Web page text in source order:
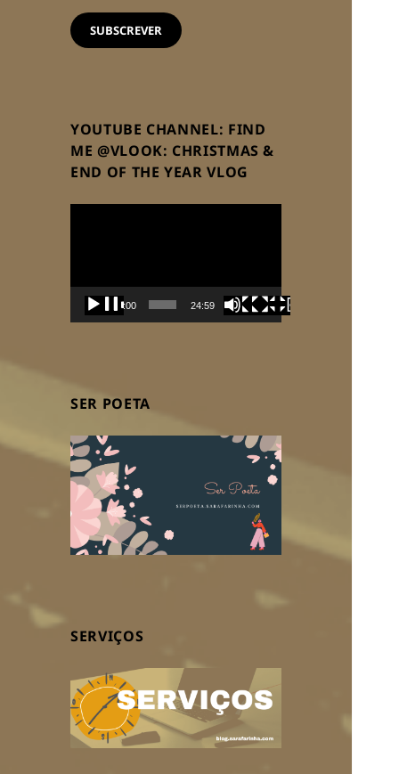
email
SUBSCREVER
YOUTUBE CHANNEL: FIND
ME @VLOOK: CHRISTMAS &
END OF THE YEAR VLOG
00:00 24:59
SER POETA
SERVIÇOS